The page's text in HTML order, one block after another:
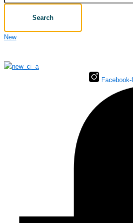
Search
New
Facebook-f